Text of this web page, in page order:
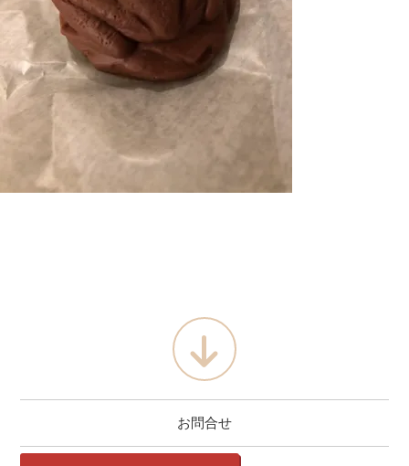
お問合せ